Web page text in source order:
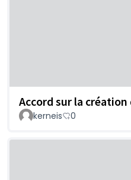
Accord sur la
kerneis 0